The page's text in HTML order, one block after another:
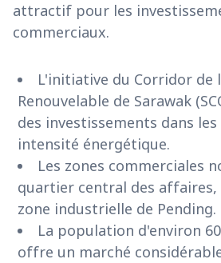
attractif pour les
commerciaux.
L'initiative du Corridor de
Renouvelable de Sarawak
des investissements dans
intensité énergétique.
Les zones commerciales
quartier central des affaires,
zone industrielle de Pending.
La population d'environ
offre un marché